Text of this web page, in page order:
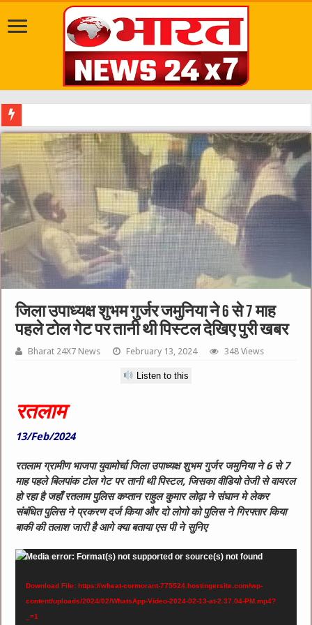
जिला उपाध्यक्ष शुभम गुर्जर जमुनिया ने 6 से 7 माह
पहले टोल गेट पर तानी थी पिस्टल देखिए पुरी खबर
Bharat 24X7 News February 13, 2024 348 Views
Listen to this
रतलाम
13/Feb/2024
रतलाम ग्रामीण भाजपा युवामोर्चा जिला उपाध्यक्ष शुभम गुर्जर जमुनिया ने 6 से 7
माह पहले बिलपांक टोल गेट पर तानी थी पिस्टल, जिसका वीडियो तेजी से वायरल
हो रहा है जहाँ रतलाम पुलिस कप्तान राहुल कुमार लोढ़ा ने संघान मे लेकर
संबंधित पुलिस ने प्रकरण दर्ज किया और दो लोगो को पुलिस ने गिरफ्तार किया
बाकी की तलाश जारी है आगे क्या बताया एस पी ने सुनिए
Video
Media error: Format(s) not supported or source(s) not found
Download File: https://wheat-cormorant-775524.hostingersite.com/wp-
content/uploads/2024/02/WhatsApp-Video-2024-02-13-at-2.37.04-PM.mp4?
_=1